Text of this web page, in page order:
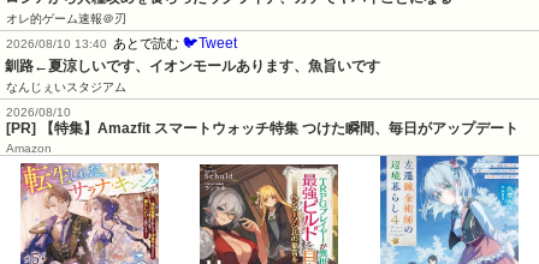
オレ的ゲーム速報＠刃
2026/08/10 13:40
あとで読む 🐦Tweet
釧路←夏涼しいです、イオンモールあります、魚旨いです
なんじぇいスタジアム
2026/08/10
[PR] 【特集】Amazfit スマートウォッチ特集 つけた瞬間、毎日がアップデート
Amazon